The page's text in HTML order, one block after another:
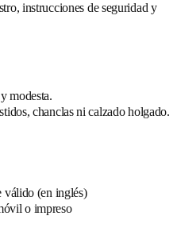
instrucciones de seguridad y
modesta.
chanclas ni calzado holgado.
válido (en inglés)
o impreso